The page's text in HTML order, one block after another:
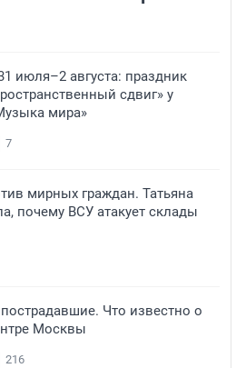
июля–2 августа: праздник
сдвиг» у
мира»
7
мирных граждан. Татьяна
почему ВСУ атакует склады
Что известно о
Москвы
216